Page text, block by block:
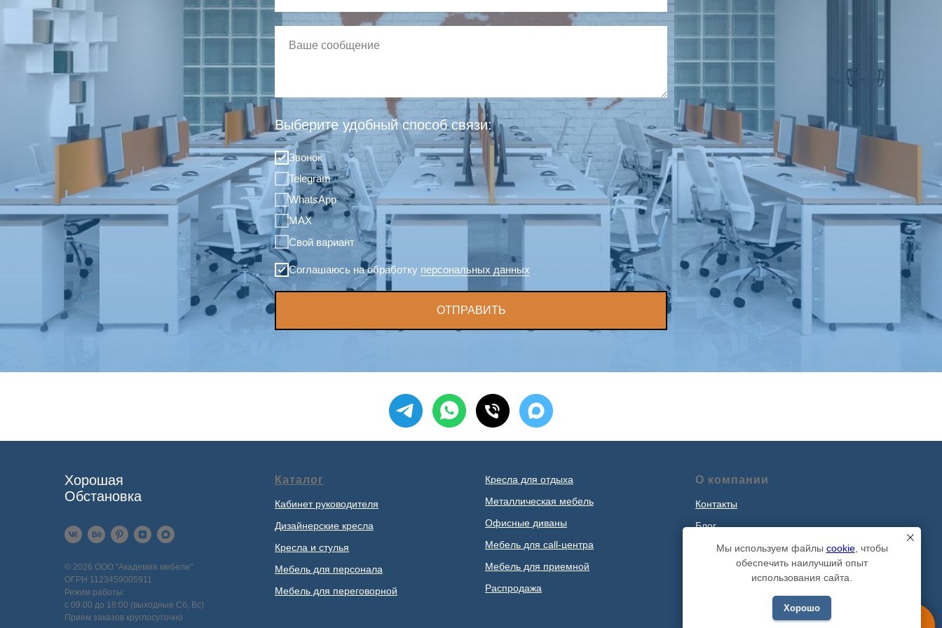
Выберите удобный способ связи:
Звонок
Telegram
WhatsApp
MAX
Свой вариант
Соглашаюсь на обработку персональных данных
ОТПРАВИТЬ
Мы используем файлы cookie, чтобы
обеспечить наилучший опыт
использования сайта.
Хорошо
Хорошая
Обстановка
© 2026 ООО "Академия мебели"
ОГРН 1123459005911
Режим работы:
с 09:00 до 18:00 (выходные Сб, Вс)
Прием заказов круглосуточно
Каталог
Кабинет руководителя
Дизайнерские кресла
Кресла и стулья
Мебель для персонала
Мебель для переговорной
Кресла для отдыха
Металлическая мебель
Офисные диваны
Мебель для call-центра
Мебель для приемной
Распродажа
О компании
Контакты
Блог
Наши проекты
Политика обработки персональных